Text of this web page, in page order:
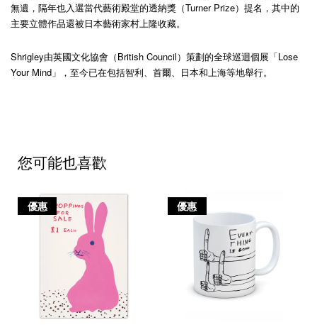
無遺，隔年也入選當代藝術殿堂的透納獎（Turner Prize）提名，其中的
主要立體作品還被日本藝術家村上隆收藏。
Shrigley由英國文化協會（British Council）策劃的全球巡迴個展「Lose
Your Mind」，至今已在包括智利、首爾、日本和上海等地舉行。
您可能也喜歡
優惠 優惠